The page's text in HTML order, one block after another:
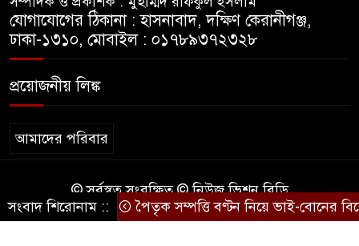
পালন করছে তানযীমুল উম্মাহ
আলিম মাদ্রাসা
ইবির ৪৪ শিক্ষকের বিরুদ্ধে তদন্ত
কমিটি
যোগাযোগের ঠিকানা : হাসনাবাদ, দক্ষিণ কেরানীগঞ্জ,
ঢাকা-১৩১০, মোবাইল : ০১৭৮৯৩৭২৩২৮
প্রয়োজনীয় লিঙ্ক
আমাদের পরিবার
© সর্বস্বত্ব সংরক্ষিত © নিউজ ভিশন বিডি
কারিগরি সহযোগিতায়ঃBD IT
সংবাদ শিরোনাম :: পৈতৃক সম্পত্তি বণ্টন নিয়ে ভাই-বোনের